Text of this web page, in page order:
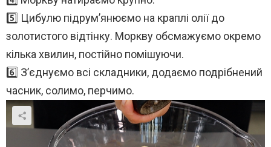
5️⃣ Цибулю підрум’янюємо на краплі олії до
золотистого відтінку. Моркву обсмажуємо окремо
кілька хвилин, постійно помішуючи.
6️⃣ З’єднуємо всі складники, додаємо подрібнений
часник, солимо, перчимо.